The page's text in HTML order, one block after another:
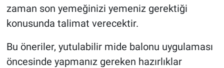
zaman son yemeğinizi yemeniz gerektiği
konusunda talimat verecektir.
Bu öneriler, yutulabilir mide balonu uygulaması
öncesinde yapmanız gereken hazırlıklar